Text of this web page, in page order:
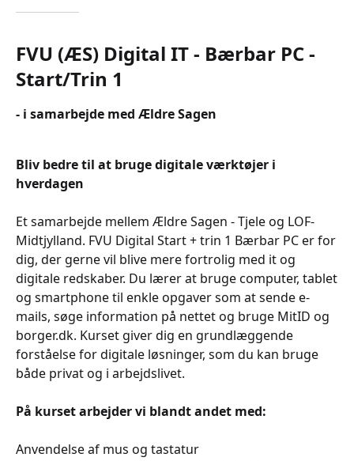
FVU (ÆS) Digital IT - Bærbar PC -
Start/Trin 1
- i samarbejde med Ældre Sagen
Bliv bedre til at bruge digitale værktøjer i
hverdagen
Et samarbejde mellem Ældre Sagen - Tjele og LOF-
Midtjylland. FVU Digital Start + trin 1 Bærbar PC er for
dig, der gerne vil blive mere fortrolig med it og
digitale redskaber. Du lærer at bruge computer, tablet
og smartphone til enkle opgaver som at sende e-
mails, søge information på nettet og bruge MitID og
borger.dk. Kurset giver dig en grundlæggende
forståelse for digitale løsninger, som du kan bruge
både privat og i arbejdslivet.
På kurset arbejder vi blandt andet med:
Anvendelse af mus og tastatur